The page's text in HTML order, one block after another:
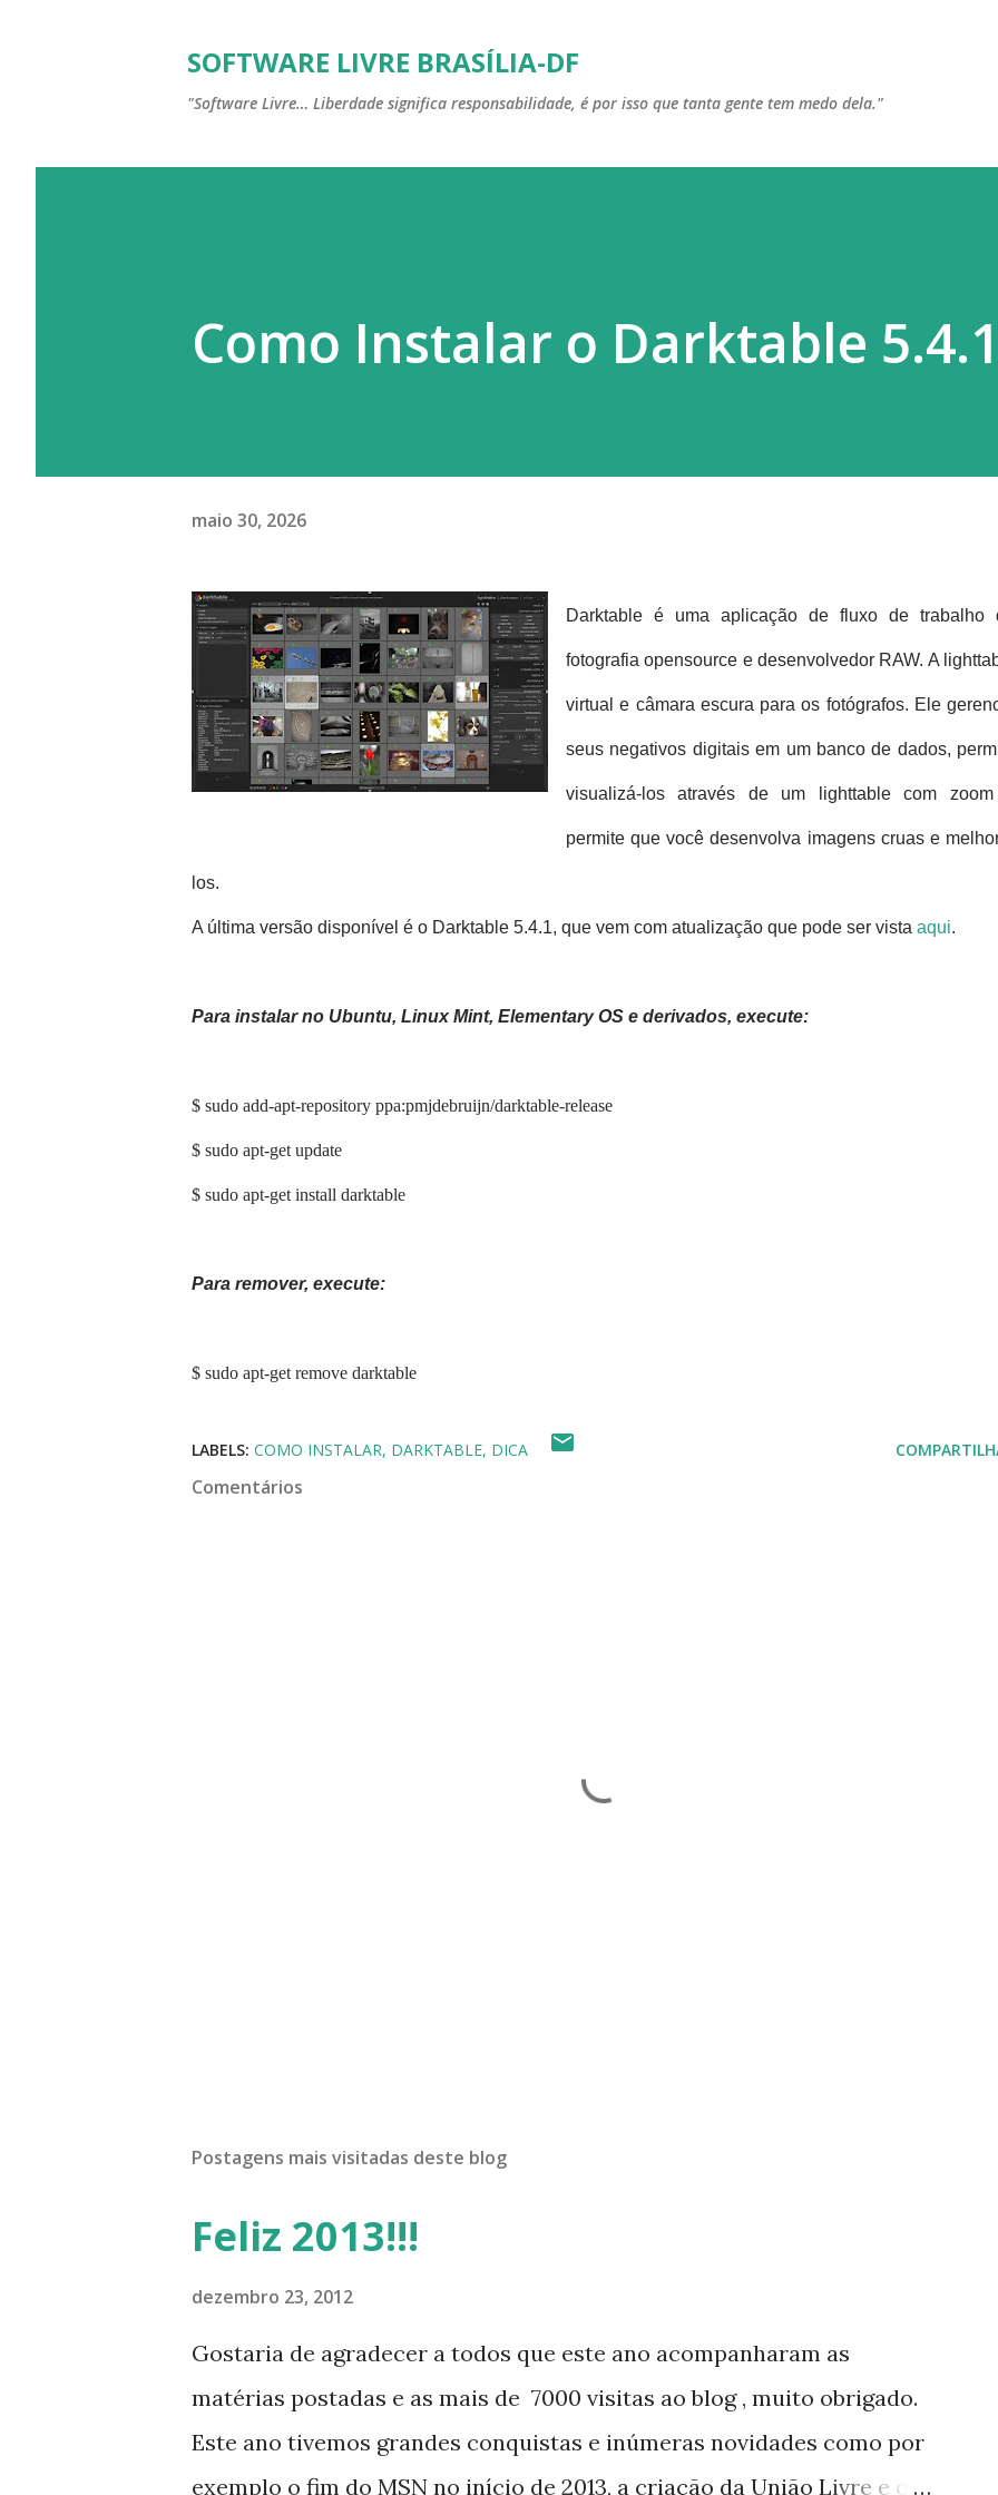
SOFTWARE LIVRE BRASÍLIA-DF
"Software Livre… Liberdade significa responsabilidade, é por isso que tanta gente tem medo dela."
Como Instalar o Darktable
maio 30, 2026
Darktable é uma aplicação de fluxo de trabalho
fotografia opensource e desenvolvedor RAW. A
virtual e câmara escura para os fotógrafos. Ele
seus negativos digitais em um banco de dados,
visualizá-los através de um lighttable com
permite que você desenvolva imagens cruas e
los.
A última versão disponível é o Darktable 5.4.1, que vem com atualização que pode ser vista aqui.
Para instalar no Ubuntu, Linux Mint, Elementary OS e derivados, execute:
$ sudo add-apt-repository ppa:pmjdebruijn/darktable-release
$ sudo apt-get update
$ sudo apt-get install darktable
Para remover, execute:
$ sudo apt-get remove darktable
LABELS: COMO INSTALAR DARKTABLE DICA
Comentários
Postagens mais visitadas deste blog
Feliz 2013!!!
dezembro 23, 2012
Gostaria de agradecer a todos que este ano acompanharam as
matérias postadas e as mais de 7000 visitas ao blog , muito obrigado.
Este ano tivemos grandes conquistas e inúmeras novidades como por
exemplo o fim do MSN no início de 2013, a criação da União Livre e o